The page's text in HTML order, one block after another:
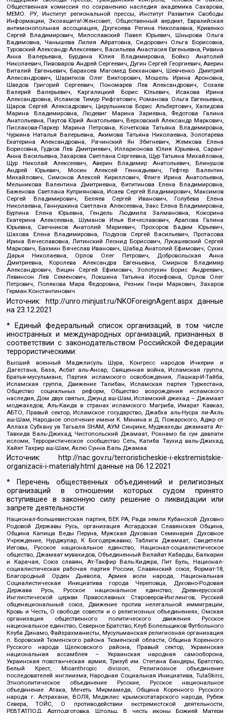
Общественная комиссия по сохранению наследия академика Сахарова,
МЕМО. РУ, Институт региональной прессы, Институт Развития Свободы
Информации, Экозащита!-Женсовет, Общественный вердикт, Евразийская
антимонопольная ассоциация, Дзугкоева Регина Николаевна, Кривенко
Сергей Владимирович, Милославский Павел Юрьевич, Шнырова Ольга
Вадимовна, Чанышева Лилия Айратовна, Сидорович Ольга Борисовна,
Туровский Александр Алексеевич, Васильева Анастасия Евгеньевна, Ривина
Анна Валерьевна, Бурдина Юлия Владимировна, Бойко Анатолий
Николаевич, Пивоваров Андрей Сергеевич, Дугин Сергей Георгиевич, Аверин
Виталий Евгеньевич, Барахоев Магомед Бекханович, Шевченко Дмитрий
Александрович, Шарипков Олег Викторович, Мошель Ирина Ароновна,
Шведов Григорий Сергеевич, Пономарев Лев Александрович, Созаев
Валерий Валерьевич, Каргалицкий Борис Юльевич, Исакова Ирина
Александровна, Исламов Тимур Рифгатович, Романова Ольга Евгеньевна,
Щаров Сергей Алексадрович, Цирульников Борис Альбертович, Халидова
Марина Владимировна, Людевиг Марина Зариевна, Федотова Галина
Анатольевна, Паутов Юрий Анатольевич, Верховский Александр Маркович,
Пислакова-Паркер Марина Петровна, Кочеткова Татьяна Владимировна,
Чуркина Наталья Валерьевна, Акимова Татьяна Николаевна, Золотарева
Екатерина Александровна, Рачинский Ян Збигневич, Жемкова Елена
Борисовна, Гудков Лев Дмитриевич, Илларионова Юлия Юрьевна, Саранг
Анна Васильевна, Захарова Светлана Сергеевна, Щур Татьяна Михайловна,
Щур Николай Алексеевич, Аверин Владимир Анатольевич, Блинушов
Андрей Юрьевич, Мосин Алексей Геннадьевич, Гефтер Валентин
Михайлович, Симонов Алексей Кириллович, Флиге Ирина Анатольевна,
Мельникова Валентина Дмитриевна, Вититинова Елена Владимировна,
Баженова Светлана Куприяновна, Исаев Сергей Владимирович, Максимов
Сергей Владимирович, Беляев Сергей Иванович, Голубева Елена
Николаевна, Ганнушкина Светлана Алексеевна, Закс Елена Владимировна,
Буртина Елена Юрьевна, Гендель Людмила Залмановна, Кокорина
Екатерина Алексеевна, Шуманов Илья Вячеславович, Арапова Галина
Юрьевна, Свечников Анатолий Мариевич, Прохоров Вадим Юрьевич,
Шахова Елена Владимировна, Подузов Сергей Васильевич, Протасова
Ирина Вячеславовна, Литинский Леонид Борисович, Лукашевский Сергей
Маркович, Бахмин Вячеслав Иванович, Шабад Анатолий Ефимович, Сухих
Дарья Николаевна, Орлов Олег Петрович, Добровольская Анна
Дмитриевна, Королева Александра Евгеньевна, Смирнов Владимир
Александрович, Вицин Сергей Ефимович, Золотухин Борис Андреевич,
Левинсон Лев Семенович, Локшина Татьяна Иосифовна, Орлов Олег
Петрович, Полякова Мара Федоровна, Резник Генри Маркович, Захаров
Герман Константинович
Источник: http://unro.minjust.ru/NKOForeignAgent.aspxданные
на23.12.2021
* Единый федеральный список организаций, в том числе
иностранных и международных организаций, признанных в
соответствии с законодательством Российской Федерации
террористическими:
Высший военный Маджлисуль Шура, Конгресс народов Ичкерии и
Дагестана, База, Асбат аль-Ансар, Священная война, Исламская группа,
Братья-мусульмане, Партия исламского освобождения, Лашкар-И-Тайба,
Исламская группа, Движение Талибан, Исламская партия Туркестана,
Общество социальных реформ, Общество возрождения исламского
наследия, Дом двух святых, Джунд аш-Шам, Исламский джихад – Джамаат
моджахедов, Аль-Каида в странах исламского Магриба, Имарат Кавказ,
АБТО, Правый сектор, Исламское государство, Джабха аль-Нусра ли-Ахль
аш-Шам, Народное ополчение имени К. Минина и Д. Пожарского, Аджр от
Аллаха Субхану уа Тагьаля SHAM, АУМ Синрике, Муджахеды джамаата Ат-
Тавхида Валь-Джихад, Чистопольский Джамаат, Рохнамо ба суи давлати
исломи, Террористическое сообщество Сеть, Катиба Таухид валь-Джихад,
Хайят Тахрир аш-Шам, Ахлю Сунна Валь Джамаа
Источник:
http://nac.gov.ru/terroristicheskie-i-ekstremistskie-
organizacii-i-materialy.html данные на06.12.2021
* Перечень общественных объединений и религиозных
организаций в отношении которых судом принято
вступившее в законную силу решение о ликвидации или
запрете деятельности:
Национал-большевистская партия, ВЕК РА, Рада земли Кубанской Духовно
Родовой Державы Русь, организация Асгардская Славянская Община,
Община Капища Веды Перуна, Мужская Духовная Семинария Духовное
Учреждение, Нурджулар, К Богодержавию, Таблиги Джамаат, Свидетели
Иеговы, Русское национальное единство, Национал-социалистическое
общество, Джамаат мувахидов, Объединенный Вилайат Кабарды, Балкарии
и Карачая, Союз славян, Ат-Такфир Валь-Хиджра, Пит Буль, Национал-
социалистическая рабочая партия России, Славянский союз, Формат-18,
Благородный Орден Дьявола, Армия воли народа, Национальная
Социалистическая Инициатива города Череповца, Духовно-Родовая
Держава Русь, Русское национальное единство, Древнерусской
Инглистической церкви Православных Староверов-Инглингов, Русский
общенациональный союз, Движение против нелегальной иммиграции,
Кровь и Честь, О свободе совести и о религиозных объединениях, Омская
организация общественного политического движения Русское
национальное единство, Северное Братство, Клуб Болельщиков Футбольного
Клуба Динамо, Файзрахманисты, Мусульманская религиозная организация
п. Боровский Тюменского района Тюменской области, Община Коренного
Русского народа Щелковского района, Правый сектор, Украинская
национальная ассамблея – Украинская народная самооборона,
Украинская повстанческая армия, Тризуб им. Степана Бандеры, Братство,
Белый Крест, Misanthropic division, Религиозное объединение
последователей инглиизма, Народная Социальная Инициатива, TulaSkins,
Этнополитическое объединение Русские, Русское национальное
объединение Атака, Мечеть Мирмамеда, Община Коренного Русского
народа г. Астрахани, ВОЛЯ, Меджлис крымскотатарского народа, Рубеж
Севера, ТОЙС, О противодействии экстремистской деятельности,
РЕВТАТПОД, Артподготовка, Штольц, В честь иконы Божией Матери